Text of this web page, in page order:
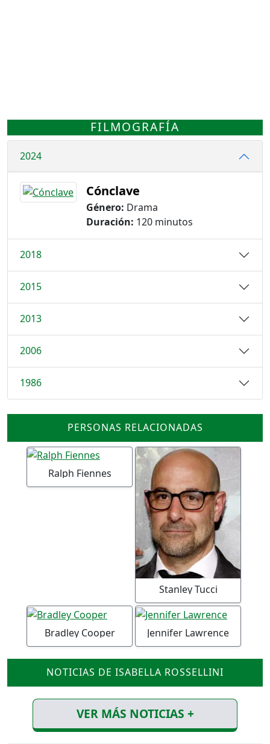
FILMOGRAFÍA
2024
Cónclave
Género: Drama
Duración: 120 minutos
2018
2015
2013
2006
1986
PERSONAS RELACIONADAS
Ralph Fiennes
Stanley Tucci
Bradley Cooper Jennifer Lawrence
NOTICIAS DE ISABELLA ROSSELLINI
VER MÁS NOTICIAS +